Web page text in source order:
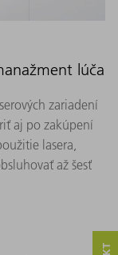
lúča
zariadení
aj po zakúpení
lasera,
až šesť